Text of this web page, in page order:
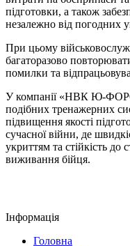
підготовки, а також
незалежно від погодних
При цьому
багаторазово
помилки та
У компанії «НВК Ю-
подібних тренажерних
підвищення якості
сучасної війни, де
укриттям та стійкість до
виживання бійця.
Інформація
Головна